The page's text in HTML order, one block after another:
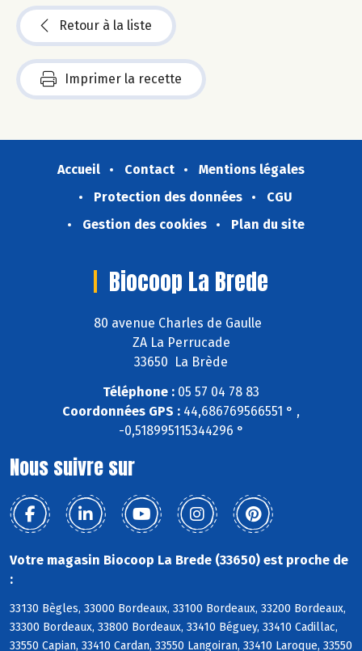
Retour à la liste
Imprimer la recette
Accueil Contact
Mentions légales
Protection des données
CGU
Gestion des cookies
Plan du site
Biocoop La Brede
80 avenue Charles de Gaulle
ZA La Perrucade
33650 La Brède
Téléphone : 05 57 04 78 83
Coordonnées GPS : 44,686769566551 ° ,
-0,518995115344296 °
Nous suivre sur
Votre magasin Biocoop La Brede (33650) est proche de
:
33130 Bègles, 33000 Bordeaux, 33100 Bordeaux, 33200 Bordeaux,
33300 Bordeaux, 33800 Bordeaux, 33410 Béguey, 33410 Cadillac,
33550 Capian, 33410 Cardan, 33550 Langoiran, 33410 Laroque, 33550